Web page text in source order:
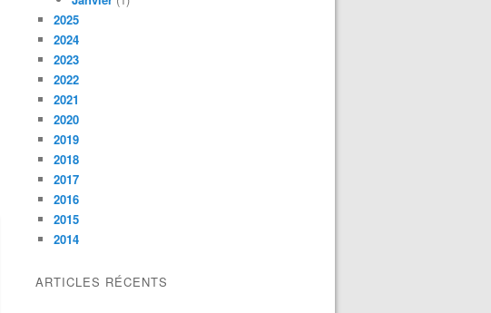
2025
2024
2023
2022
2021
2020
2019
2018
2017
2016
2015
2014
ARTICLES RÉCENTS